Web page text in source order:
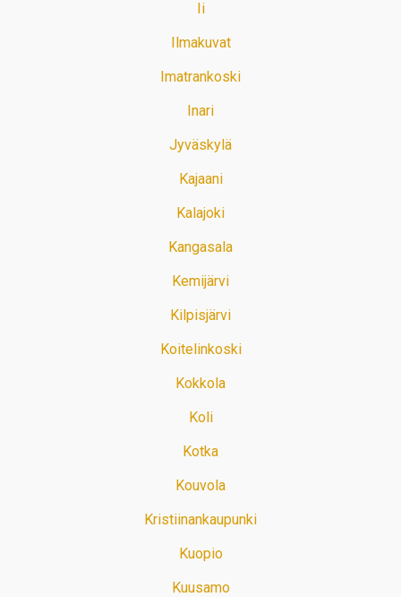
Ii
Ilmakuvat
Imatrankoski
Inari
Jyväskylä
Kajaani
Kalajoki
Kangasala
Kemijärvi
Kilpisjärvi
Koitelinkoski
Kokkola
Koli
Kotka
Kouvola
Kristiinankaupunki
Kuopio
Kuusamo